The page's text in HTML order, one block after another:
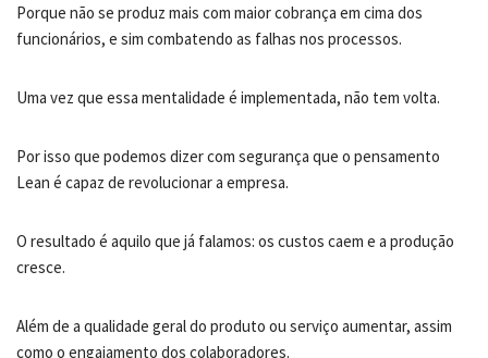
Porque não se produz mais com maior cobrança em cima dos
funcionários, e sim combatendo as falhas nos processos.
Uma vez que essa mentalidade é implementada, não tem volta.
Por isso que podemos dizer com segurança que o pensamento
Lean é capaz de revolucionar a empresa.
O resultado é aquilo que já falamos: os custos caem e a produção
cresce.
Além de a qualidade geral do produto ou serviço aumentar, assim
como o engajamento dos colaboradores.